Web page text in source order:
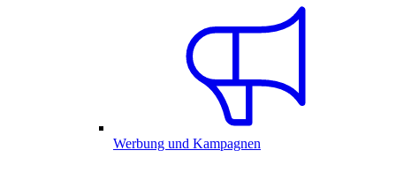
Werbung und Kampagnen